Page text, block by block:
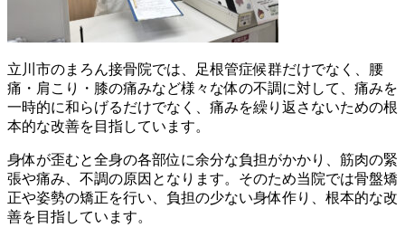
立川市のまろん接骨院では、足根管症候群だけでなく、腰
痛・肩こり・膝の痛みなど様々な体の不調に対して、痛みを
一時的に和らげるだけでなく、痛みを繰り返さないための根
本的な改善を目指しています。
身体が歪むと全身の各部位に余分な負担がかかり、筋肉の緊
張や痛み、不調の原因となります。そのため当院では骨盤矯
正や姿勢の矯正を行い、負担の少ない身体作り、根本的な改
善を目指しています。